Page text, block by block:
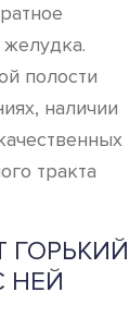
полости
наличии
тракта
ГОРЬКИЙ
НЕЙ